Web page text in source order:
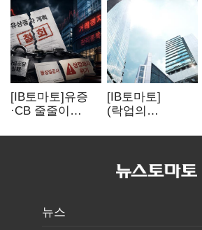
[IB토마토]유증
·CB 줄줄이
벌점 급증에 상폐
[IB토마토]
(락업의
뛰자 첫날 매도…
갈렸다
뉴스